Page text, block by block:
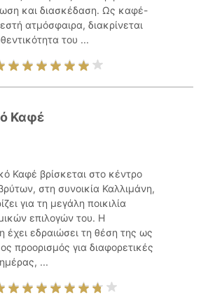
και διασκέδαση. Ως καφέ-
ατμόσφαιρα, διακρίνεται
του ...
Καφέ
Καφέ βρίσκεται στο κέντρο
στη συνοικία Καλλιμάνη,
για τη μεγάλη ποικιλία
επιλογών του. Η
έχει εδραιώσει τη θέση της ως
προορισμός για διαφορετικές
...